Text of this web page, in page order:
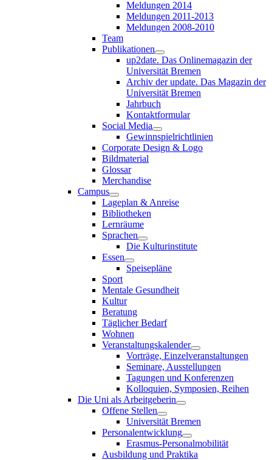
Meldungen 2014
Meldungen 2011-2013
Meldungen 2008-2010
Team
Publikationen
up2date. Das Onlinemagazin der
Universität Bremen
Archiv der update. Das Magazin der
Universität Bremen
Jahrbuch
Kontaktformular
Social Media
Gewinnspielrichtlinien
Corporate Design & Logo
Bildmaterial
Glossar
Merchandise
Campus
Lageplan & Anreise
Bibliotheken
Lernräume
Sprachen
Die Kulturinstitute
Essen
Speisepläne
Sport
Mentale Gesundheit
Kultur
Beratung
Täglicher Bedarf
Wohnen
Veranstaltungskalender
Vorträge, Einzelveranstaltungen
Seminare, Ausstellungen
Tagungen und Konferenzen
Kolloquien, Symposien, Reihen
Die Uni als Arbeitgeberin
Offene Stellen
Universität Bremen
Personalentwicklung
Erasmus-Personalmobilität
Ausbildung und Praktika